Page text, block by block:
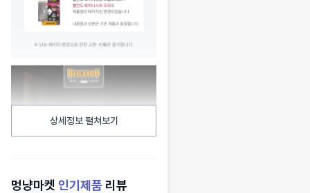
상세정보 펼쳐보기
멍냥마켓 인기제품 리뷰